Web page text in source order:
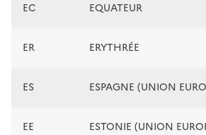
EC EQUATEUR
ER ERYTHRÉE
ES ESPAGNE (UNION
EE ESTONIE (UNION